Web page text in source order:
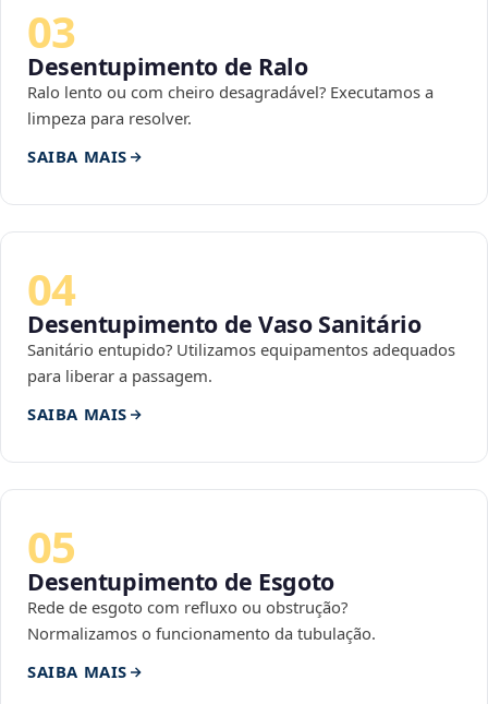
03
Desentupimento de Ralo
Ralo lento ou com cheiro desagradável? Executamos a
limpeza para resolver.
SAIBA MAIS
04
Desentupimento de Vaso Sanitário
Sanitário entupido? Utilizamos equipamentos adequados
para liberar a passagem.
SAIBA MAIS
05
Desentupimento de Esgoto
Rede de esgoto com refluxo ou obstrução?
Normalizamos o funcionamento da tubulação.
SAIBA MAIS